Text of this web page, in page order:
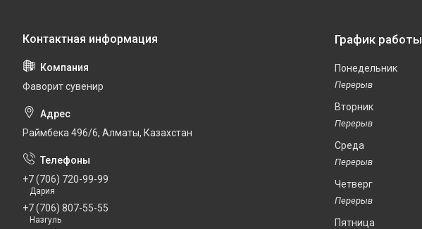
Фаворит сувенир
Раймбека 496/6, Алматы, Казахстан
+7 (706) 720-99-99
Дария
+7 (706) 807-55-55
Назгуль
График работы
Понедельник
Вторник
Среда
Четверг
Пятница